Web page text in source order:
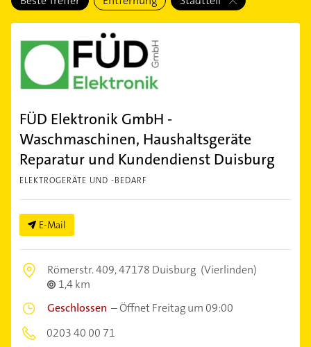
FÜD Elektronik GmbH -
Waschmaschinen, Haushaltsgeräte
Reparatur und Kundendienst Duisburg
ELEKTROGERÄTE UND -BEDARF
E-Mail
Römerstr. 409,47178 Duisburg (Vierlinden)
1,4 km
Geschlossen –Öffnet Freitag um 09:00
0203 40 00 71